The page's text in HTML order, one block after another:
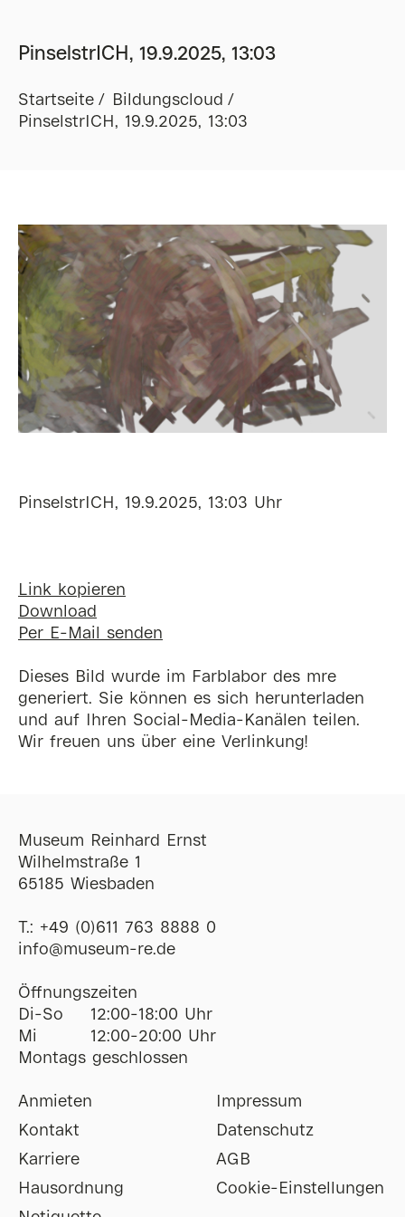
PinselstrICH, 19.9.2025, 13:03
Startseite
Bildungscloud
PinselstrICH, 19.9.2025, 13:03
PinselstrICH, 19.9.2025, 13:03 Uhr
Link kopieren
Download
Per E-Mail senden
Dieses Bild wurde im Farblabor des mre
generiert. Sie können es sich herunterladen
und auf Ihren Social-Media-Kanälen teilen.
Wir freuen uns über eine Verlinkung!
Museum Reinhard Ernst
Wilhelmstraße 1
65185 Wiesbaden
T.: +49 (0)611 763 8888 0
ofni@museum-re de
Öffnungszeiten
Di-So
12:00-18:00 Uhr
Mi
12:00-20:00 Uhr
Montags geschlossen
Anmieten
Kontakt
Karriere
Hausordnung
Impressum
Datenschutz
AGB
Cookie-Einstellungen